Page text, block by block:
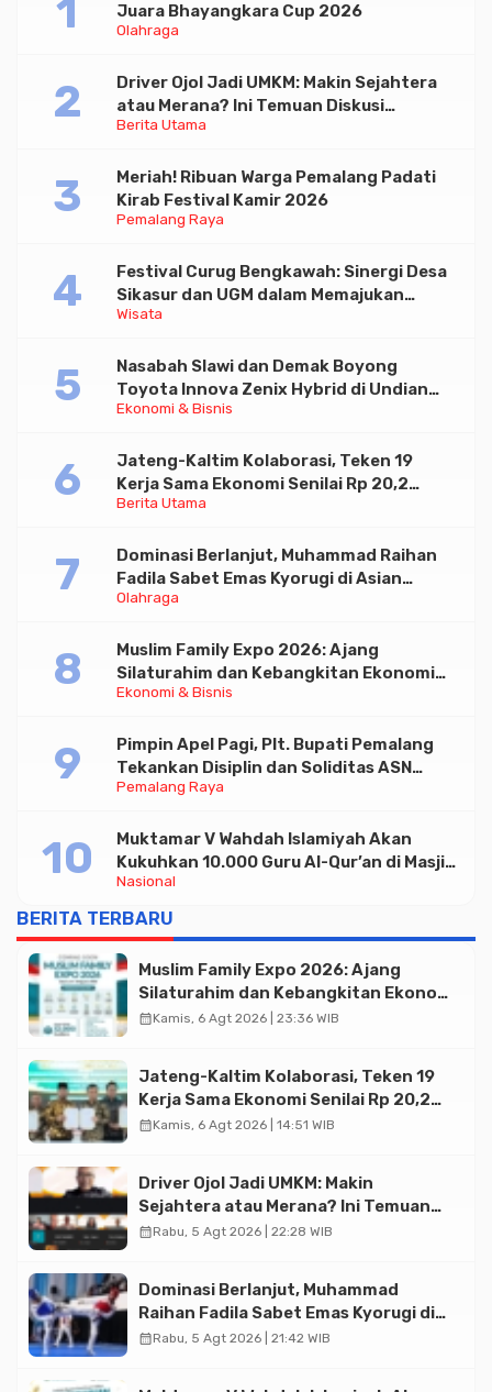
Olahraga
Juara Bhayangkara Cup 2026
Berita Utama
Driver Ojol Jadi UMKM: Makin Sejahtera
atau Merana? Ini Temuan Diskusi
Paramadina
Pemalang Raya
Meriah! Ribuan Warga Pemalang Padati
Kirab Festival Kamir 2026
Wisata
Festival Curug Bengkawah: Sinergi Desa
Sikasur dan UGM dalam Memajukan
Wisata serta UMKM Lokal
Ekonomi & Bisnis
Nasabah Slawi dan Demak Boyong
Toyota Innova Zenix Hybrid di Undian
Tabungan Bima Bank Jateng
Berita Utama
Jateng-Kaltim Kolaborasi, Teken 19
Kerja Sama Ekonomi Senilai Rp 20,2
Triliun
Olahraga
Dominasi Berlanjut, Muhammad Raihan
Fadila Sabet Emas Kyorugi di Asian
Taekwondo Indonesia Open 2026
Ekonomi & Bisnis
Muslim Family Expo 2026: Ajang
Silaturahim dan Kebangkitan Ekonomi
Halal di Jakarta
Pemalang Raya
Pimpin Apel Pagi, Plt. Bupati Pemalang
Tekankan Disiplin dan Soliditas ASN
untuk Pelayanan Publik
Nasional
Muktamar V Wahdah Islamiyah Akan
Kukuhkan 10.000 Guru Al-Qur’an di Masjid
Istiqlal
BERITA TERBARU
Muslim Family Expo 2026: Ajang
Silaturahim dan Kebangkitan Ekonomi
Halal di Jakarta
calendar_monthKamis, 6 Agt 2026 | 23:36 WIB
Jateng-Kaltim Kolaborasi, Teken 19
Kerja Sama Ekonomi Senilai Rp 20,2
Triliun
calendar_monthKamis, 6 Agt 2026 | 14:51 WIB
Driver Ojol Jadi UMKM: Makin
Sejahtera atau Merana? Ini Temuan
Diskusi Paramadina
calendar_monthRabu, 5 Agt 2026 | 22:28 WIB
Dominasi Berlanjut, Muhammad
Raihan Fadila Sabet Emas Kyorugi di
Asian Taekwondo Indonesia Open
calendar_monthRabu, 5 Agt 2026 | 21:42 WIB